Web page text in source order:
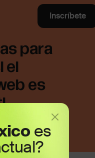
Inscríbete
para
el
es
es